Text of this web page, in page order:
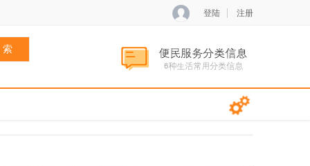
登陆 注册
索